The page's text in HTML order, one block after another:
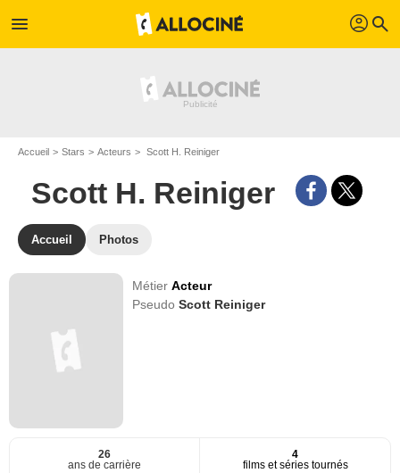
menu profil search
Accueil Stars Acteurs Scott H. Reiniger
Scott H. Reiniger
Accueil Photos
MétierActeur
PseudoScott Reiniger
26
ans de carrière
4
films et séries tournés